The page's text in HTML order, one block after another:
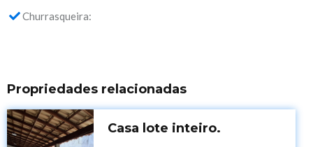
Churrasqueira:
Propriedades relacionadas
Casa lote inteiro.